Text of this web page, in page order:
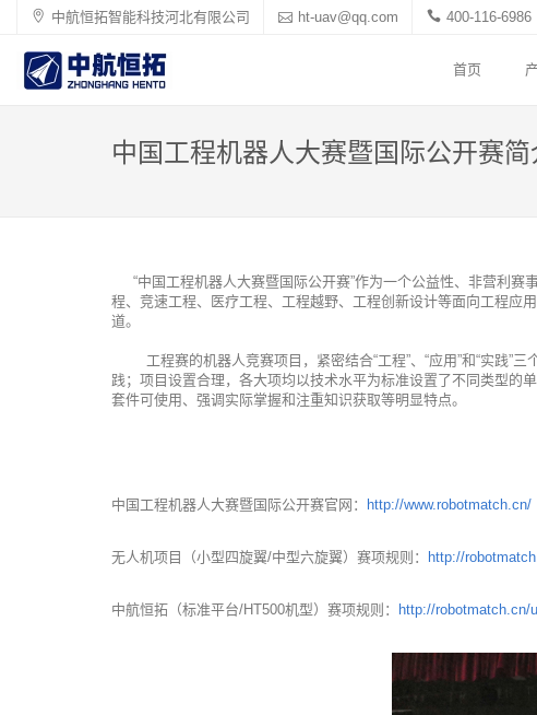
中航恒拓智能科技河北有限公司 ht-uav@qq.com 400-116-6986
首页
中国工程机器人大赛暨国际公开赛简
“中国工程机器人大赛暨国际公开赛”作为一个公益性、非营利赛
程、竞速工程、医疗工程、工程越野、工程创新设计等面向工程应
道。
工程赛的机器人竞赛项目，紧密结合“工程”、“应用”和“实践”三
践；项目设置合理，各大项均以技术水平为标准设置了不同类型的
套件可使用、强调实际掌握和注重知识获取等明显特点。
中国工程机器人大赛暨国际公开赛官网： http://www.robotmatch.cn/
无人机项目（小型四旋翼/中型六旋翼）赛项规则： http://
中航恒拓（标准平台/HT500机型）赛项规则： http://robotmatch.cn/